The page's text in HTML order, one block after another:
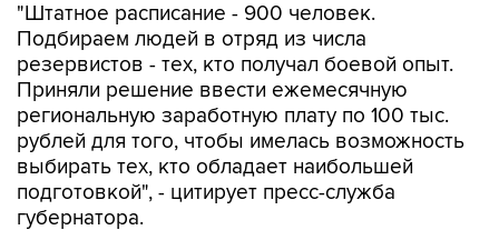
"Штатное расписание - 900 человек.
Подбираем людей в отряд из числа
резервистов - тех, кто получал боевой опыт.
Приняли решение ввести ежемесячную
региональную заработную плату по 100 тыс.
рублей для того, чтобы имелась возможность
выбирать тех, кто обладает наибольшей
подготовкой", - цитирует пресс-служба
губернатора.